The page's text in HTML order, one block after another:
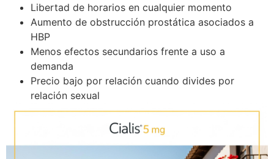
Libertad de horarios en cualquier momento
Aumento de obstrucción prostática asociados a
HBP
Menos efectos secundarios frente a uso a
demanda
Precio bajo por relación cuando divides por
relación sexual